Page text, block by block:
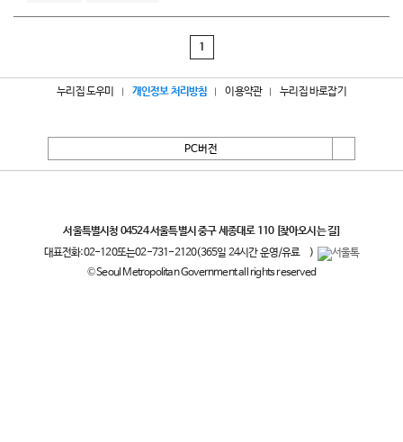
1
누리집 도우미 개인정보 처리방침 이용약관 누리집 바로잡기
PC버전
서울특별시청 04524 서울특별시 중구 세종대로 110 [찾아오시는 길]
대표전화:02-120또는02-731-2120(365일 24시간 운영/유료
)
© Seoul Metropolitan Government all rights reserved